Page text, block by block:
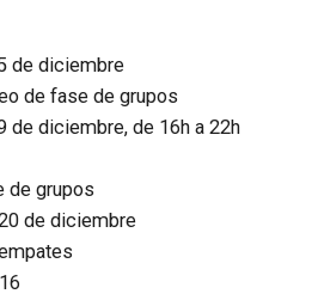
de diciembre
de fase de grupos
de diciembre, de 16h a 22h
de grupos
de diciembre